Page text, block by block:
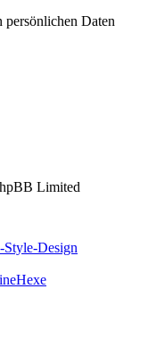
Daten
Limited
Design